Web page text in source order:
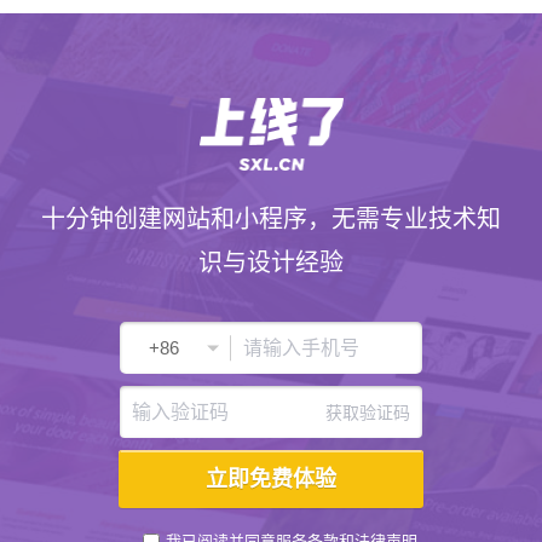
十分钟创建网站和小程序，无需专业技术知
识与设计经验
获取验证码